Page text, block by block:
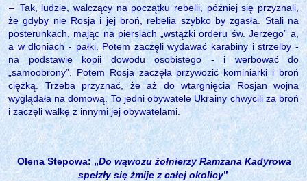
‒ Tak, ludzie, walczący na początku rebelii, później się przyznali,
że gdyby nie Rosja i jej broń, rebelia szybko by zgasła. Stali na
posterunkach, mając na piersiach „wstążki orderu św. Jerzego” a,
a w dłoniach - pałki. Potem zaczęli wydawać karabiny i strzelby -
na podstawie kopii dowodu osobistego - i werbować do
„samoobrony”. Potem Rosja zaczęła przywozić kominiarki i broń
ciężką. Trzeba przyznać, że aż do wtargnięcia Rosjan wojna
wyglądała na domową. To jedni obywatele Ukrainy chwycili za broń
i zaczęli walkę z innymi jej obywatelami.
Ołena Stepowa: „Do wąwozu żołnierzy Ramzana Kadyrowa
spełzły się żmije z całej okolicy”